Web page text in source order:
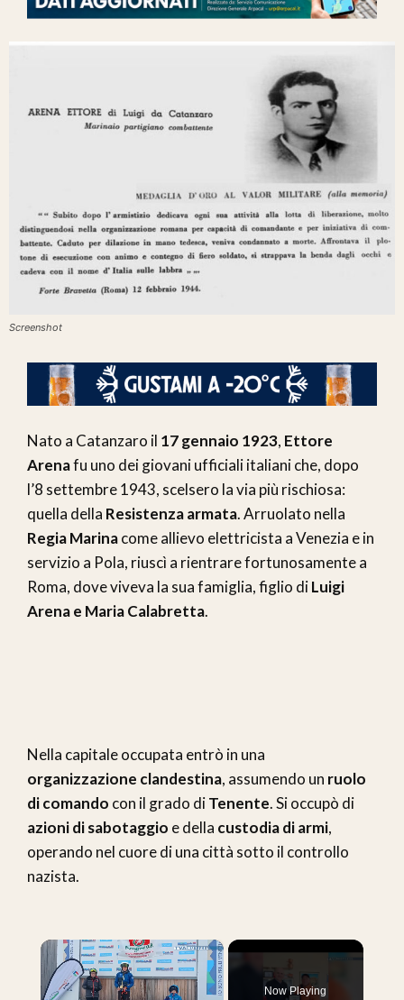
Screenshot
Nato a Catanzaro il 17 gennaio 1923, Ettore
Arenafu uno dei giovani ufficiali italiani che, dopo
l’8 settembre 1943, scelsero la via più rischiosa:
quella della Resistenza armata. Arruolato nella
Regia Marinacome allievo elettricista a Venezia e in
servizio a Pola, riuscì a rientrare fortunosamente a
Roma, dove viveva la sua famiglia, figlio diLuigi
Arena e Maria Calabretta.
Nella capitale occupata entrò in una
organizzazione clandestina, assumendo un ruolo
di comando con il grado diTenente. Si occupò di
azioni di sabotaggio e della custodia di armi,
operando nel cuore di una città sotto il controllo
nazista.
×
Now Playing